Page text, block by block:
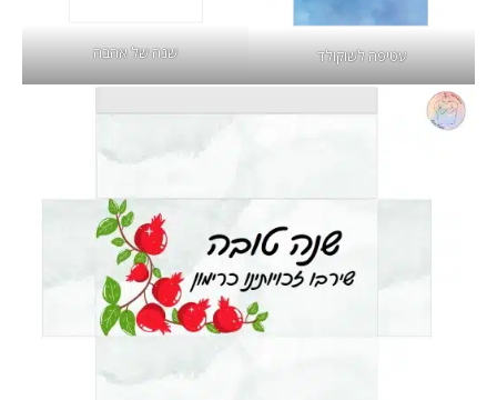
עטיפה לשוקולד שנה של אהבה